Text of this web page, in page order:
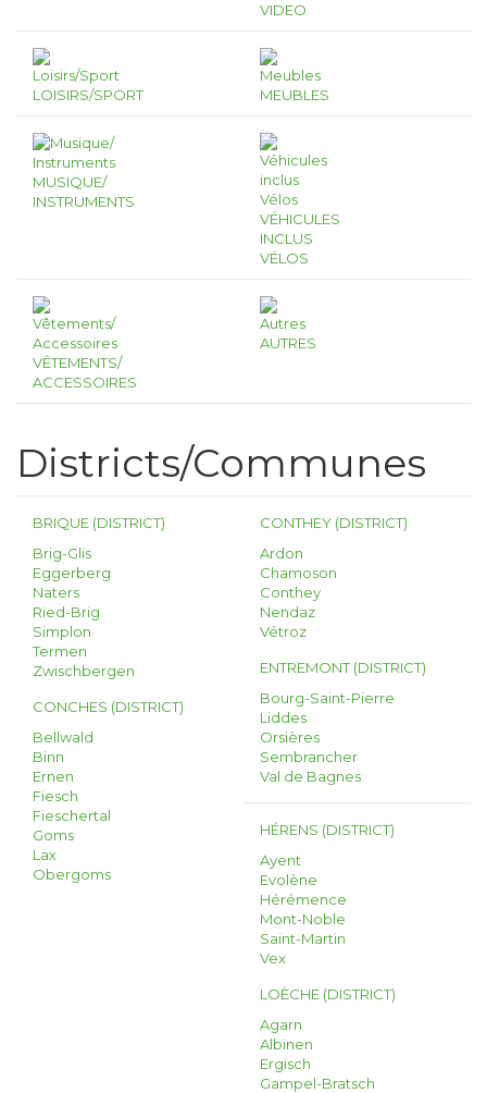
VIDEO
LOISIRS/SPORT MEUBLES
MUSIQUE/
INSTRUMENTS
VÉHICULES
INCLUS
VÉLOS
VÊTEMENTS/
ACCESSOIRES
AUTRES
Districts/Communes
BRIQUE (DISTRICT)
Brig-Glis
Eggerberg
Naters
Ried-Brig
Simplon
Termen
Zwischbergen
CONCHES (DISTRICT)
Bellwald
Binn
Ernen
Fiesch
Fieschertal
Goms
Lax
Obergoms
CONTHEY (DISTRICT)
Ardon
Chamoson
Conthey
Nendaz
Vétroz
ENTREMONT (DISTRICT)
Bourg-Saint-Pierre
Liddes
Orsières
Sembrancher
Val de Bagnes
HÉRENS (DISTRICT)
Ayent
Evolène
Hérémence
Mont-Noble
Saint-Martin
Vex
LOÈCHE (DISTRICT)
Agarn
Albinen
Ergisch
Gampel-Bratsch